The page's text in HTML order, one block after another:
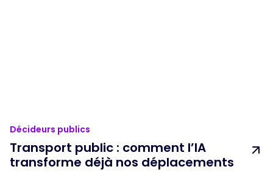
Décideurs publics
Transport public : comment l’IA
transforme déjà nos déplacements